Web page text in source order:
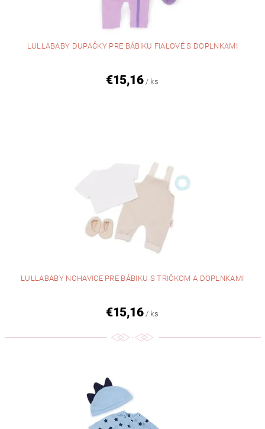
LULLABABY DUPAČKY PRE BÁBIKU FIALOVÉ S DOPLNKAMI
€15,16 / ks
LULLABABY NOHAVICE PRE BÁBIKU S TRIČKOM A DOPLNKAMI
€15,16 / ks